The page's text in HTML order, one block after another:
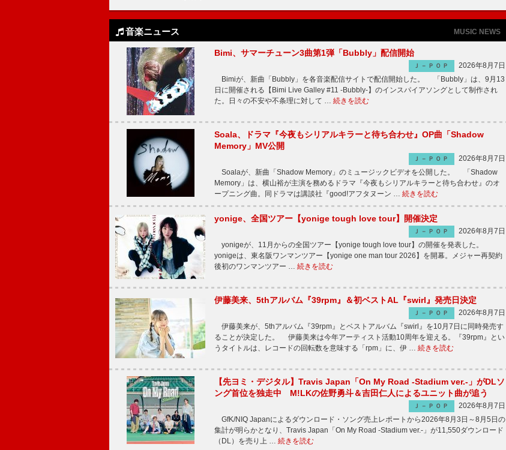
音楽ニュース MUSIC NEWS
Bimi、サマーチューン3曲第1弾「Bubbly」配信開始
Ｊ－ＰＯＰ
2026年8月7日
Bimiが、新曲「Bubbly」を各音楽配信サイトで配信開始した。 「Bubbly」は、9月13
日に開催される【Bimi Live Galley #11 -Bubbly-】のインスパイアソングとして制作され
た。日々の不安や不条理に対して … 続きを読む
Soala、ドラマ『今夜もシリアルキラーと待ち合わせ』OP曲「Shadow
Memory」MV公開
Ｊ－ＰＯＰ
2026年8月7日
Soalaが、新曲「Shadow Memory」のミュージックビデオを公開した。 「Shadow
Memory」は、横山裕が主演を務めるドラマ『今夜もシリアルキラーと待ち合わせ』のオ
ープニング曲。同ドラマは講談社『good!アフタヌーン … 続きを読む
yonige、全国ツアー【yonige tough love tour】開催決定
Ｊ－ＰＯＰ
2026年8月7日
yonigeが、11月からの全国ツアー【yonige tough love tour】の開催を発表した。
yonigeは、東名阪ワンマンツアー【yonige one man tour 2026】を開幕。メジャー再契約
後初のワンマンツアー … 続きを読む
伊藤美来、5thアルバム『39rpm』＆初ベストAL『swirl』発売日決定
Ｊ－ＰＯＰ
2026年8月7日
伊藤美来が、5thアルバム『39rpm』とベストアルバム『swirl』を10月7日に同時発売す
ることが決定した。 伊藤美来は今年アーティスト活動10周年を迎える。『39rpm』とい
うタイトルは、レコードの回転数を意味する「rpm」に、伊 … 続きを読む
【先ヨミ・デジタル】Travis Japan「On My Road -Stadium ver.-」がDLソ
ング首位を独走中 M!LKの佐野勇斗＆吉田仁人によるユニット曲が追う
Ｊ－ＰＯＰ
2026年8月7日
GfK/NIQ Japanによるダウンロード・ソング売上レポートから2026年8月3日～8月5日の
集計が明らかとなり、Travis Japan「On My Road -Stadium ver.-」が11,550ダウンロード
（DL）を売り上 … 続きを読む